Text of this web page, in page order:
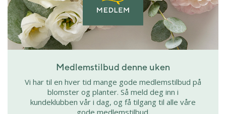
Medlemstilbud denne uken
Vi har til en hver tid mange gode medlemstilbud på
blomster og planter. Så meld deg inn i
kundeklubben vår i dag, og få tilgang til alle våre